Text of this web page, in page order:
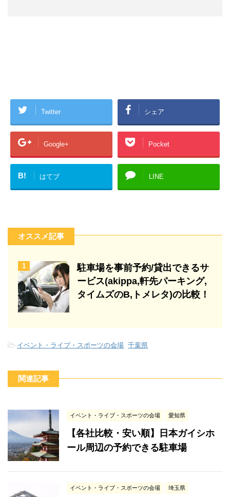
Twitter シェア
Google+ Pocket
B! はてブ LINE
オススメ記事
1
駐車場を事前予約/貸出できるサ
ービス(akippa,軒先パーキング,
タイムズのB,トメレタ)の比較！
-イベント・ライブ・スポーツの会場, 千葉県
関連記事
イベント・ライブ・スポーツの会場 愛知県
【各社比較・安い順】日本ガイシホ
ール周辺の予約できる駐車場
イベント・ライブ・スポーツの会場 埼玉県